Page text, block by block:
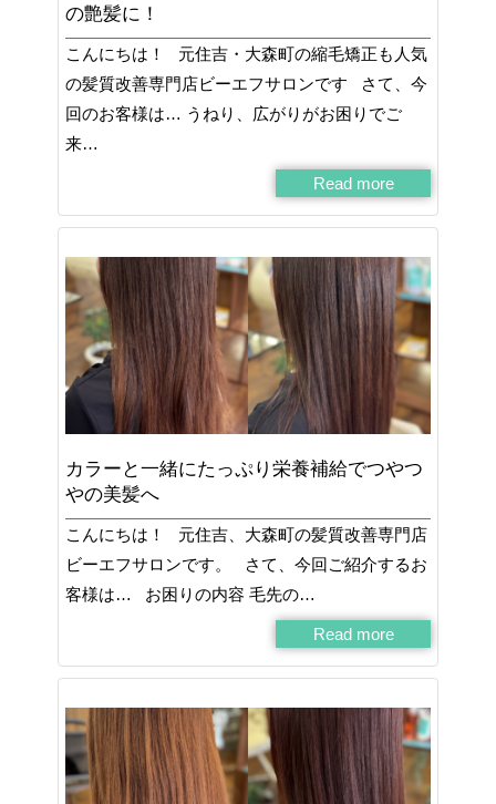
の艶髪に！
こんにちは！ 元住吉・大森町の縮毛矯正も人気
の髪質改善専門店ビーエフサロンです さて、今
回のお客様は… うねり、広がりがお困りでご
来…
Read more
カラーと一緒にたっぷり栄養補給でつやつ
やの美髪へ
こんにちは！ 元住吉、大森町の髪質改善専門店
ビーエフサロンです。 さて、今回ご紹介するお
客様は… お困りの内容 毛先の…
Read more